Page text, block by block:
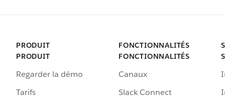
PRODUIT
PRODUIT
Regarder la démo
Tarifs
FONCTIONNALITÉS
FONCTIONNALITÉS
Canaux
Slack Connect